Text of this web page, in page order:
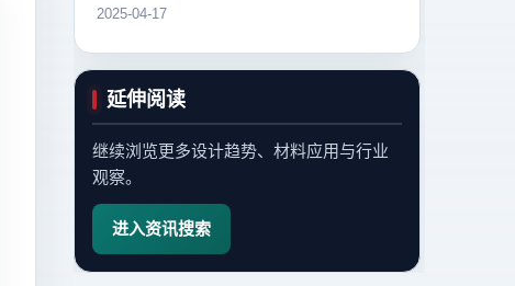
2025-04-17
延伸阅读
继续浏览更多设计趋势、材料应用与行业
观察。
进入资讯搜索